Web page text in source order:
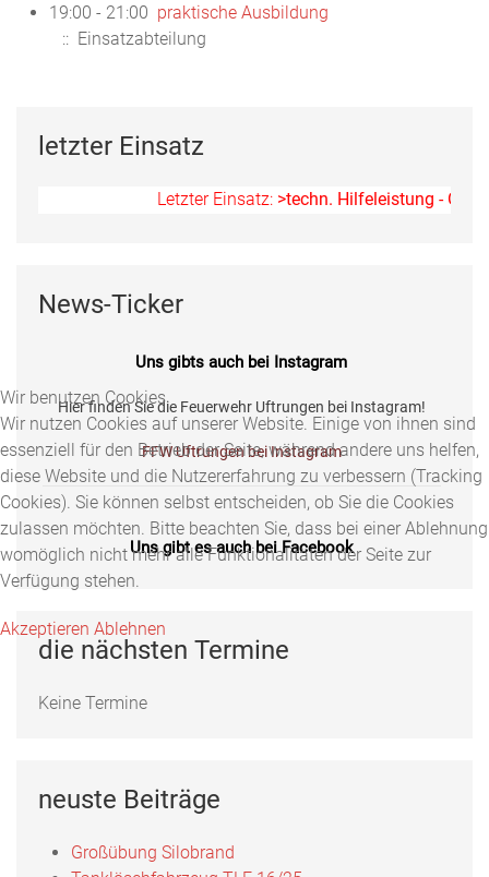
19:00 - 21:00 praktische Ausbildung
:: Einsatzabteilung
letzter Einsatz
Letzter Einsatz:>techn. Hilfeleistung -
News-Ticker
Uns gibts auch bei Instagram
Hier finden Sie die Feuerwehr Uftrungen bei Instagram!
FFW Uftrungen bei Instagram
Uns gibt es auch bei Facebook
Fotos, Berichte und mehr auf unserer Facebookseite!
Feuerwehr Uftrungen bei Facebook
die nächsten Termine
Keine Termine
neuste Beiträge
Großübung Silobrand
Wir benutzen Cookies
Wir nutzen Cookies auf unserer Website. Einige von ihnen sind
essenziell für den Betrieb der Seite, während andere uns helfen,
diese Website und die Nutzererfahrung zu verbessern (Tracking
Cookies). Sie können selbst entscheiden, ob Sie die Cookies
zulassen möchten. Bitte beachten Sie, dass bei einer Ablehnung
womöglich nicht mehr alle Funktionalitäten der Seite zur
Verfügung stehen.
Akzeptieren Ablehnen